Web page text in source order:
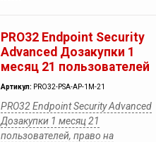
PRO32 Endpoint Security
Advanced Дозакупки 1
месяц 21 пользователей
Артикул: PRO32-PSA-AP-1M-21
PRO32 Endpoint Security Advanced
Дозакупки 1 месяц 21
пользователей, право на